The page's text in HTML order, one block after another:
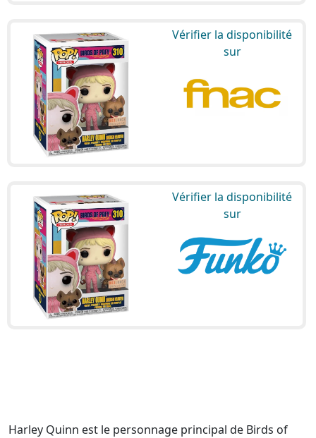
Vérifier la disponibilité
sur
Vérifier la disponibilité
sur
Harley Quinn est le personnage principal de Birds of